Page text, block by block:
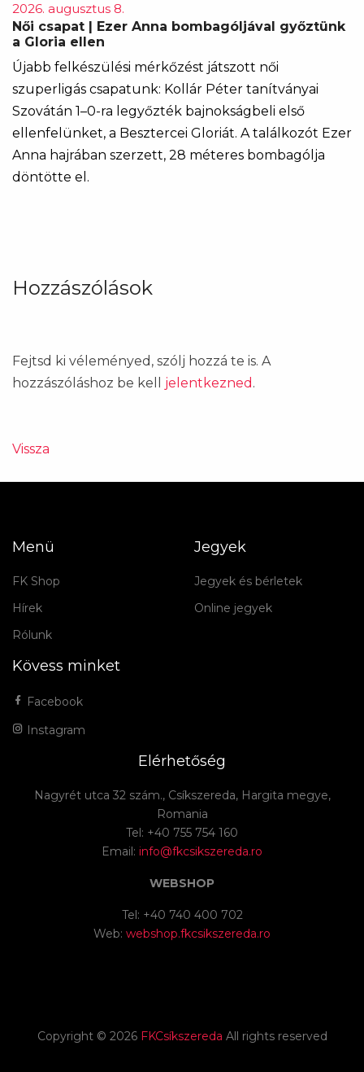
2026. augusztus 8.
Női csapat | Ezer Anna bombagóljával győztünk
a Gloria ellen
Újabb felkészülési mérkőzést játszott női
szuperligás csapatunk: Kollár Péter tanítványai
Szovátán 1–0-ra legyőzték bajnokságbeli első
ellenfelünket, a Besztercei Gloriát. A találkozót Ezer
Anna hajrában szerzett, 28 méteres bombagólja
döntötte el.
Hozzászólások
Fejtsd ki véleményed, szólj hozzá te is. A
hozzászóláshoz be kell jelentkezned .
Vissza
Menü
FK Shop
Hírek
Rólunk
Jegyek
Jegyek és bérletek
Online jegyek
Kövess minket
Facebook
Instagram
Elérhetőség
Nagyrét utca 32 szám., Csíkszereda, Hargita megye,
Romania
Tel: +40 755 754 160
Email: info@fkcsikszereda.ro
WEBSHOP
Tel: +40 740 400 702
Web: webshop.fkcsikszereda.ro
Copyright © 2026 FKCsíkszereda All rights reserved